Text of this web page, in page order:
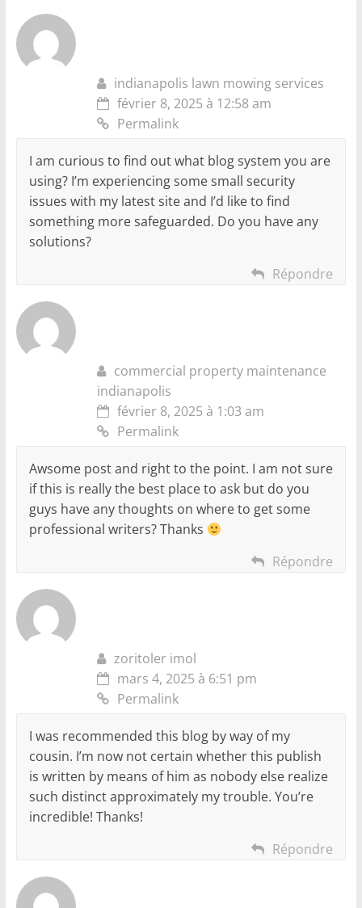
indianapolis lawn mowing services
février 8, 2025 à 12:58 am
Permalink
I am curious to find out what blog system you are
using? I’m experiencing some small security
issues with my latest site and I’d like to find
something more safeguarded. Do you have any
solutions?
Répondre
commercial property maintenance
indianapolis
février 8, 2025 à 1:03 am
Permalink
Awsome post and right to the point. I am not sure
if this is really the best place to ask but do you
guys have any thoughts on where to get some
professional writers? Thanks
Répondre
zoritoler imol
mars 4, 2025 à 6:51 pm
Permalink
I was recommended this blog by way of my
cousin. I’m now not certain whether this publish
is written by means of him as nobody else realize
such distinct approximately my trouble. You’re
incredible! Thanks!
Répondre